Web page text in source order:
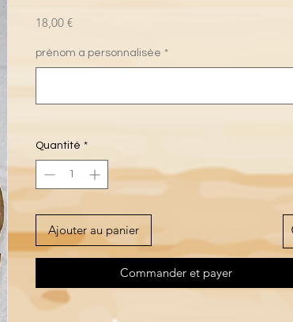
18,00 €Prix
prénom a personnalisée *
Quantité *
Ajouter au panier
Commander et payer